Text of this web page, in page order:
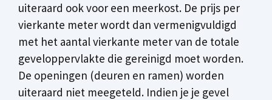
uiteraard ook voor een meerkost. De prijs per
vierkante meter wordt dan vermenigvuldigd
met het aantal vierkante meter van de totale
geveloppervlakte die gereinigd moet worden.
De openingen (deuren en ramen) worden
uiteraard niet meegeteld. Indien je je gevel